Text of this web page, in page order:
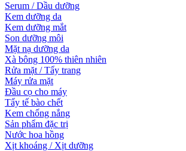
Serum / Dầu dưỡng
Kem dưỡng da
Kem dưỡng mắt
Son dưỡng môi
Mặt nạ dưỡng da
Xà bông 100% thiên nhiên
Rửa mặt / Tẩy trang
Máy rửa mặt
Đầu cọ cho máy
Tẩy tế bào chết
Kem chống nắng
Sản phẩm đặc trị
Nước hoa hồng
Xịt khoáng / Xịt dưỡng